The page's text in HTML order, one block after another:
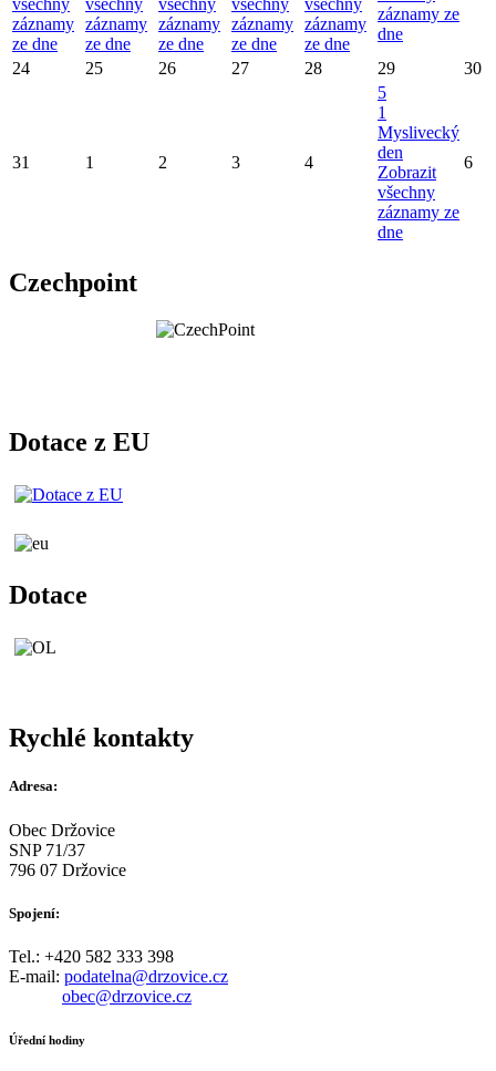
všechny
záznamy
ze dne
všechny
záznamy
ze dne
všechny
záznamy
ze dne
všechny
záznamy
ze dne
všechny
záznamy
ze dne
záznamy ze
dne
24
25 26 27 28 29 30
31 1 2 3 4
5
1
Myslivecký
den
Zobrazit
všechny
záznamy ze
dne
6
Czechpoint
Dotace z EU
Dotace
Rychlé kontakty
Adresa:
Obec Držovice
SNP 71/37
796 07 Držovice
Spojení:
Tel.: +420 582 333 398
E-mail: podatelna@drzovice.cz
obec@drzovice.cz
Úřední hodiny